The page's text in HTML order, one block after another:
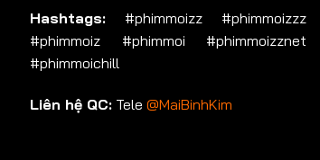
Hashtags: #phimmoizz #phimmoizzz
#phimmoiz #phimmoi #phimmoizznet
#phimmoichill
Liên hệ QC: Tele @MaiBinhKim